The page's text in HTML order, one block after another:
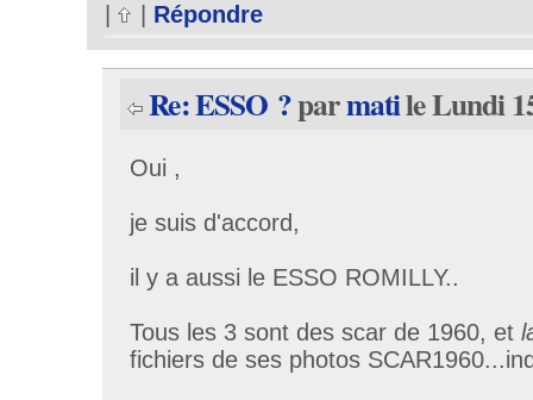
|
Répondre
Re: ESSO ?parmatile Lundi
Oui ,
je suis d'accord,
il y a aussi le ESSO ROMILLY..
Tous les 3 sont des scar de 1960, et
fichiers de ses photos